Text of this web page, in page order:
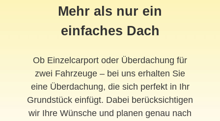
Mehr als nur ein
einfaches Dach
Ob Einzelcarport oder Überdachung für
zwei Fahrzeuge – bei uns erhalten Sie
eine Überdachung, die sich perfekt in Ihr
Grundstück einfügt. Dabei berücksichtigen
wir Ihre Wünsche und planen genau nach